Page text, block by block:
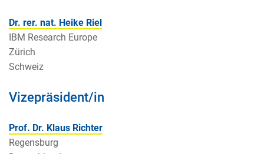
Dr. rer. nat. Heike Riel
IBM Research Europe
Zürich
Schweiz
Vizepräsident/in
Prof. Dr. Klaus Richter
Regensburg